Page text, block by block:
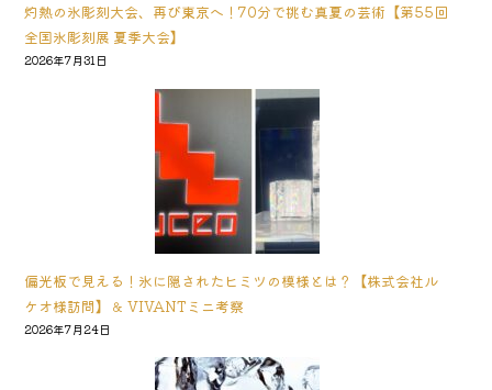
灼熱の氷彫刻大会、再び東京へ！70分で挑む真夏の芸術【第55回
全国氷彫刻展 夏季大会】
2026年7月31日
偏光板で見える！氷に隠されたヒミツの模様とは？【株式会社ル
ケオ様訪問】＆ VIVANTミニ考察
2026年7月24日